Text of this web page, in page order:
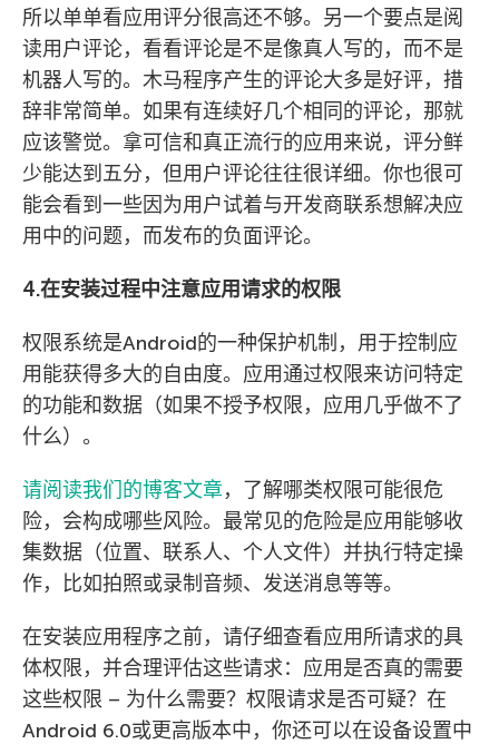
所以单单看应用评分很高还不够。另一个要点是阅
读用户评论，看看评论是不是像真人写的，而不是
机器人写的。木马程序产生的评论大多是好评，措
辞非常简单。如果有连续好几个相同的评论，那就
应该警觉。拿可信和真正流行的应用来说，评分鲜
少能达到五分，但用户评论往往很详细。你也很可
能会看到一些因为用户试着与开发商联系想解决应
用中的问题，而发布的负面评论。
4.在安装过程中注意应用请求的权限
权限系统是Android的一种保护机制，用于控制应
用能获得多大的自由度。应用通过权限来访问特定
的功能和数据（如果不授予权限，应用几乎做不了
什么）。
请阅读我们的博客文章，了解哪类权限可能很危
险，会构成哪些风险。最常见的危险是应用能够收
集数据（位置、联系人、个人文件）并执行特定操
作，比如拍照或录制音频、发送消息等等。
在安装应用程序之前，请仔细查看应用所请求的具
体权限，并合理评估这些请求：应用是否真的需要
这些权限 – 为什么需要？权限请求是否可疑？在
Android 6.0或更高版本中，你还可以在设备设置中